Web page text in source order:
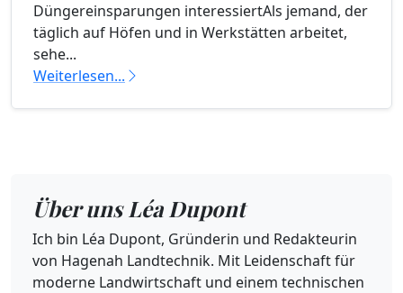
Düngereinsparungen interessiertAls jemand, der
täglich auf Höfen und in Werkstätten arbeitet,
sehe...
Weiterlesen...
Über uns Léa Dupont
Ich bin Léa Dupont, Gründerin und Redakteurin
von Hagenah Landtechnik. Mit Leidenschaft für
moderne Landwirtschaft und einem technischen